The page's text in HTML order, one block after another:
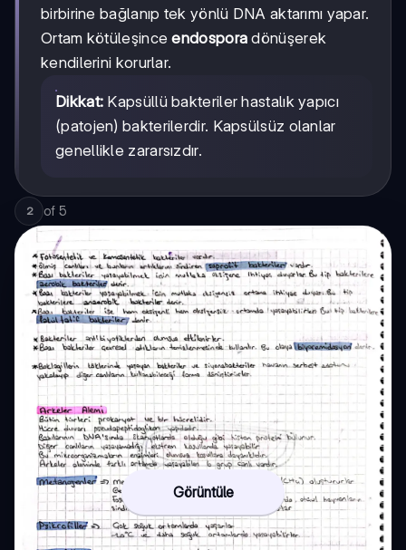
birbirine bağlanıp tek yönlü DNA aktarımı yapar.
Ortam kötüleşinceendospora dönüşerek
kendilerini korurlar.
Dikkat: Kapsüllü bakteriler hastalık yapıcı
(patojen) bakterilerdir. Kapsülsüz olanlar
genellikle zararsızdır.
2 of 5
Görüntüle